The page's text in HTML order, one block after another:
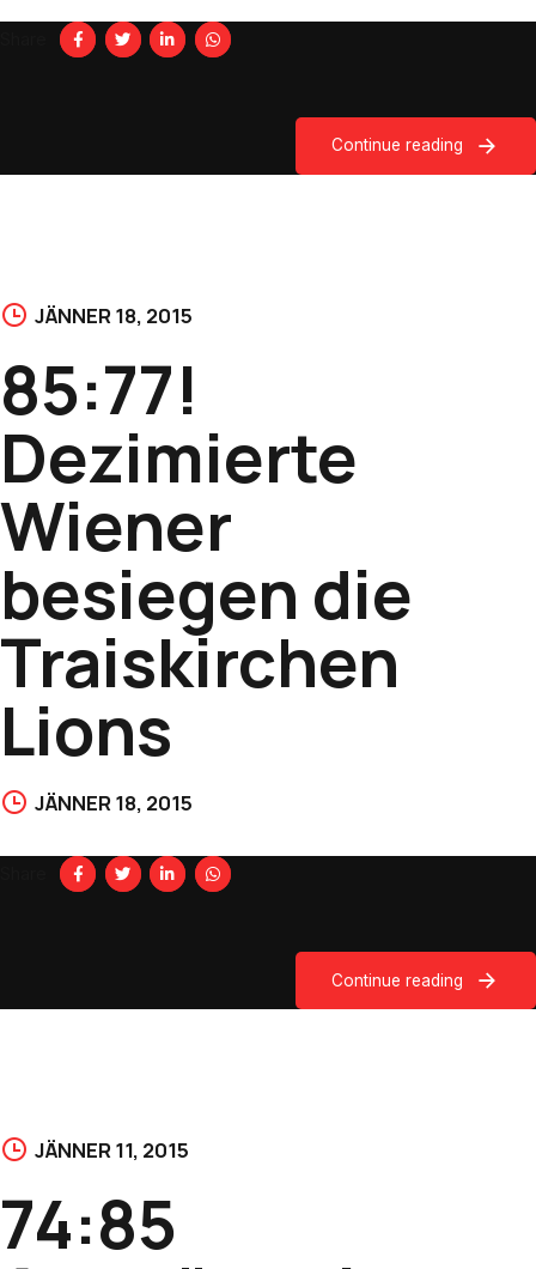
Continue reading
JÄNNER 18, 2015
85:77!
Dezimierte
Wiener
besiegen die
Traiskirchen
Lions
JÄNNER 18, 2015
Continue reading
JÄNNER 11, 2015
74:85